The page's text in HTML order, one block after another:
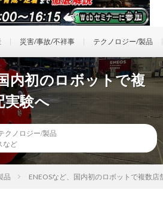
災害/事故/不祥事 テクノロジー/製品
内初のロボットで複
実験へ
クノロジー/製品
など
品 ENEOSなど、国内初のロボットで複数店